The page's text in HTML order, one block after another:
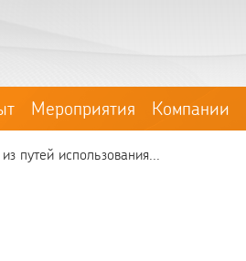
Мероприятия Компании
использования...